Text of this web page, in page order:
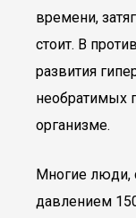
времени,
стоит. В
развития
необратимых
организме.
Многие люди,
давлением